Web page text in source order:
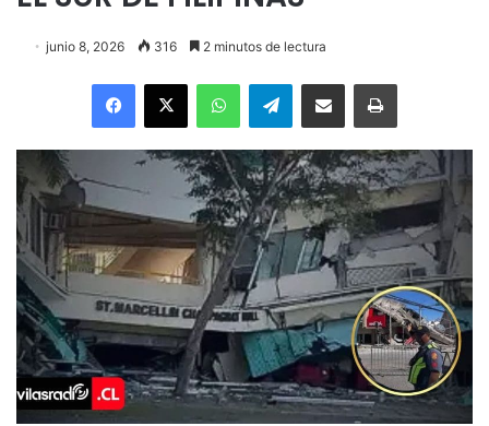
junio 8, 2026 316 2 minutos de lectura
Facebook
X WhatsAppTelegramEnviar vía email Imprimir